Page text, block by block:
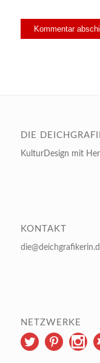
DIE
KulturDesign mit
KONTAKT
NETZWERKE